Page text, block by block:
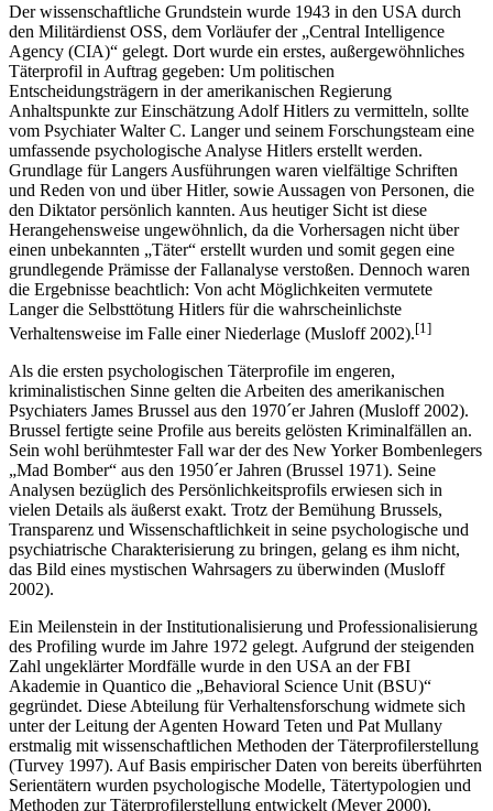
Der wissenschaftliche Grundstein wurde 1943 in den USA durch
den Militärdienst OSS, dem Vorläufer der „Central Intelligence
Agency (CIA)“ gelegt. Dort wurde ein erstes, außergewöhnliches
Täterprofil in Auftrag gegeben: Um politischen
Entscheidungsträgern in der amerikanischen Regierung
Anhaltspunkte zur Einschätzung Adolf Hitlers zu vermitteln, sollte
vom Psychiater Walter C. Langer und seinem Forschungsteam eine
umfassende psychologische Analyse Hitlers erstellt werden.
Grundlage für Langers Ausführungen waren vielfältige Schriften
und Reden von und über Hitler, sowie Aussagen von Personen, die
den Diktator persönlich kannten. Aus heutiger Sicht ist diese
Herangehensweise ungewöhnlich, da die Vorhersagen nicht über
einen unbekannten „Täter“ erstellt wurden und somit gegen eine
grundlegende Prämisse der Fallanalyse verstoßen. Dennoch waren
die Ergebnisse beachtlich: Von acht Möglichkeiten vermutete
Langer die Selbsttötung Hitlers für die wahrscheinlichste
Verhaltensweise im Falle einer Niederlage (Musloff 2002).[1]
Als die ersten psychologischen Täterprofile im engeren,
kriminalistischen Sinne gelten die Arbeiten des amerikanischen
Psychiaters James Brussel aus den 1970´er Jahren (Musloff 2002).
Brussel fertigte seine Profile aus bereits gelösten Kriminalfällen an.
Sein wohl berühmtester Fall war der des New Yorker Bombenlegers
„Mad Bomber“ aus den 1950´er Jahren (Brussel 1971). Seine
Analysen bezüglich des Persönlichkeitsprofils erwiesen sich in
vielen Details als äußerst exakt. Trotz der Bemühung Brussels,
Transparenz und Wissenschaftlichkeit in seine psychologische und
psychiatrische Charakterisierung zu bringen, gelang es ihm nicht,
das Bild eines mystischen Wahrsagers zu überwinden (Musloff
2002).
Ein Meilenstein in der Institutionalisierung und Professionalisierung
des Profiling wurde im Jahre 1972 gelegt. Aufgrund der steigenden
Zahl ungeklärter Mordfälle wurde in den USA an der FBI
Akademie in Quantico die „Behavioral Science Unit (BSU)“
gegründet. Diese Abteilung für Verhaltensforschung widmete sich
unter der Leitung der Agenten Howard Teten und Pat Mullany
erstmalig mit wissenschaftlichen Methoden der Täterprofilerstellung
(Turvey 1997). Auf Basis empirischer Daten von bereits überführten
Serientätern wurden psychologische Modelle, Tätertypologien und
Methoden zur Täterprofilerstellung entwickelt (Meyer 2000).